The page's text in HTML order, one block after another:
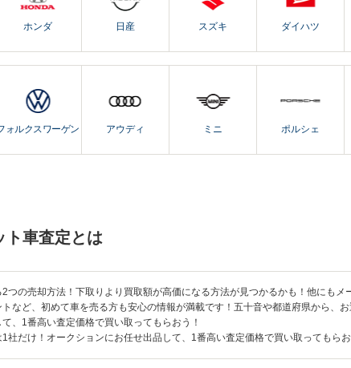
ホンダ 日産 スズキ ダイハツ
ォルクスワーゲン アウディ ミニ ポルシェ
ト車査定とは
つの売却方法！下取りより買取額が高価になる方法が見つかるかも！他にも
など、初めて車を売る方も安心の情報が満載です！五十音や都道府県から、
、1番高い査定価格で買い取ってもらおう！
社だけ！オークションにお任せ出品して、1番高い査定価格で買い取ってもらお